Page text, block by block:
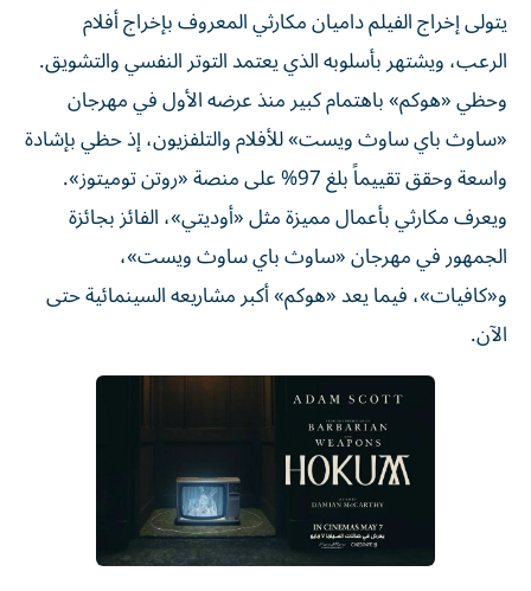
يتولى إخراج الفيلم داميان مكارثي المعروف بإخراج أفلام
الرعب، ويشتهر بأسلوبه الذي يعتمد التوتر النفسي والتشويق.
وحظي «هوكم» باهتمام كبير منذ عرضه الأول في مهرجان
«ساوث باي ساوث ويست» للأفلام والتلفزيون، إذ حظي بإشادة
واسعة وحقق تقييماً بلغ 97% على منصة «روتن توميتوز».
ويعرف مكارثي بأعمال مميزة مثل «أوديتي»، الفائز بجائزة
الجمهور في مهرجان «ساوث باي ساوث ويست»،
و«كافيات»، فيما يعد «هوكم» أكبر مشاريعه السينمائية حتى
الآن.